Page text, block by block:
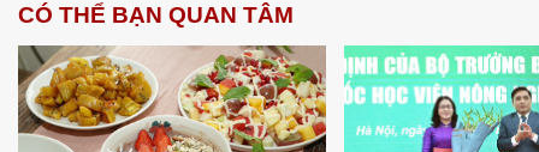
CÓ THỂ BẠN QUAN TÂM